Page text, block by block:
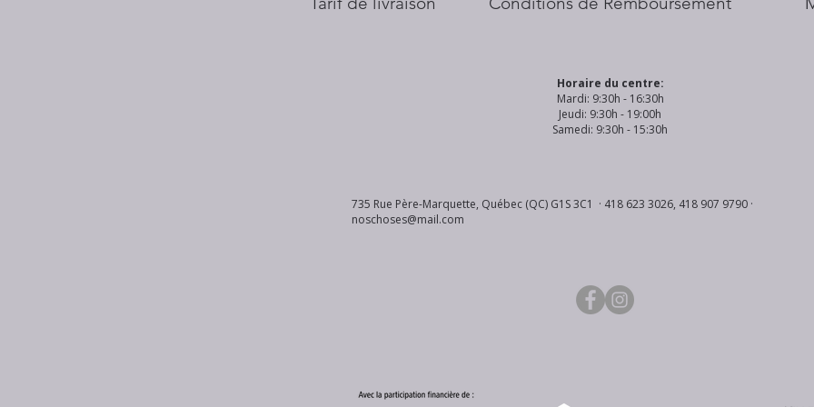
Horaire du centre:
Mardi: 9:30h - 16:30h
Jeudi: 9:30h - 19:00h
Samedi: 9:30h - 15:30h
735 Rue Père-Marquette, Québec (QC) G1S 3C1 · 418 623 3026, 418 907 9790 ·
noschoses@mail.com